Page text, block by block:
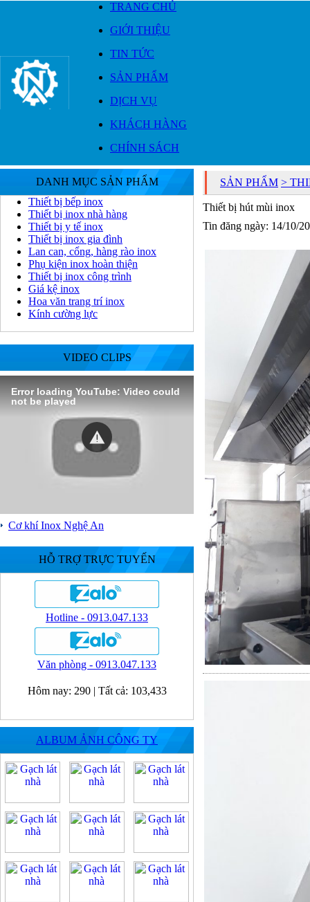
TRANG CHỦ
GIỚI THIỆU
TIN TỨC
SẢN PHẨM
DỊCH VỤ
KHÁCH HÀNG
CHÍNH SÁCH
DANH MỤC SẢN PHẨM
Thiết bị bếp inox
Thiết bị inox nhà hàng
Thiết bị y tế inox
Thiết bị inox gia đình
Lan can, cổng, hàng rào inox
Phụ kiện inox hoàn thiện
Thiết bị inox công trình
Giá kệ inox
Hoa văn trang trí inox
Kính cường lực
VIDEO CLIPS
Error loading YouTube: Video could
not be played
Cơ khí Inox Nghệ An
HỖ TRỢ TRỰC TUYẾN
Hotline - 0913.047.133
Văn phòng - 0913.047.133
Hôm nay: 290| Tất cả: 103,433
ALBUM ẢNH CÔNG TY
SẢN PHẨM >
Thiết bị hút mùi inox
Tin đăng ngày: 14/10/